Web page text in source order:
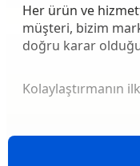
Her ürün ve
müşteri, bizim
doğru karar
Kolaylaştırmanın